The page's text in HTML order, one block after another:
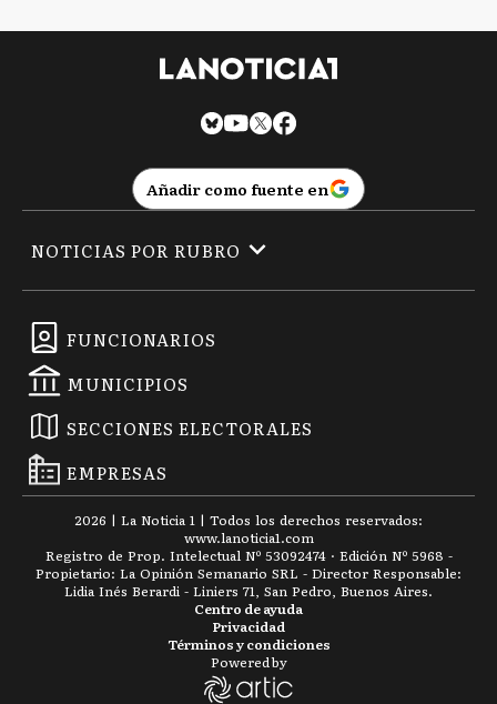
Añadir como fuente en
FUNCIONARIOS
MUNICIPIOS
SECCIONES ELECTORALES
EMPRESAS
NOTICIAS POR RUBRO
2026 | La Noticia 1 | Todos los derechos reservados:
www.lanoticia1.com
Registro de Prop. Intelectual Nº 53092474 · Edición Nº 5968 -
Propietario: La Opinión Semanario SRL - Director Responsable:
Lidia Inés Berardi - Liniers 71, San Pedro, Buenos Aires.
Términos y condiciones
Privacidad
Centro de ayuda
Powered by